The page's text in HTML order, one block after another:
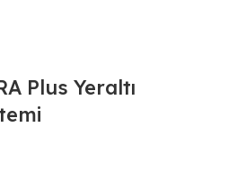
Plus Yeraltı